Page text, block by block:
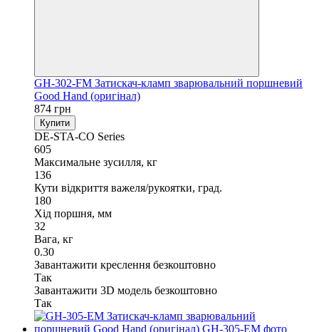
GH-302-FM Затискач-кламп зварювальний поршневий
Good Hand (оригінал)
874 грн
Купити
DE-STA-CO Series
605
Максимальне зусилля, кг
136
Кути відкриття важеля/рукоятки, град.
180
Хід поршня, мм
32
Вага, кг
0.30
Завантажити креслення безкоштовно
Так
Завантажити 3D модель безкоштовно
Так